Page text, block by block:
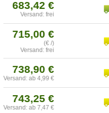
683,42 €
Versand: frei
715,00 €
(€ /)
Versand: frei
738,90 €
Versand: ab 4,99 €
743,25 €
Versand: ab 7,47 €